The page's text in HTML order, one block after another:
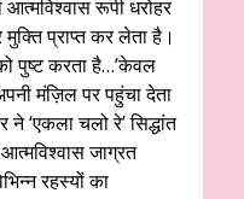
रूपी धरोहर
प्राप्त कर लेता है।
पुष्ट करता है…’केवल
मंज़िल पर पहुंचा देता
ने ‘एकला चलो रे’ सिद्धांत
जाग्रत
रहस्यों का